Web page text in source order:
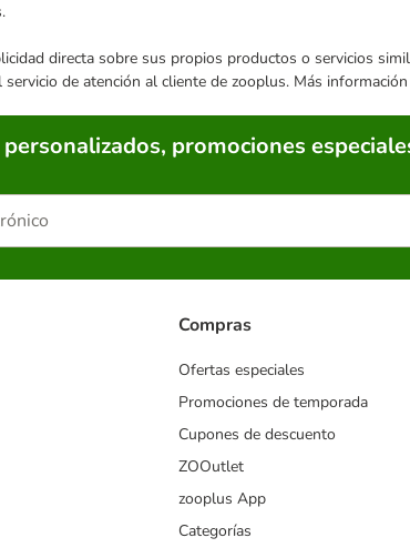
directa sobre sus propios productos o servicios
de atención al cliente de zooplus. Más
promociones
Compras
Ofertas especiales
Promociones de temporada
Cupones de descuento
ZOOutlet
zooplus App
Categorías